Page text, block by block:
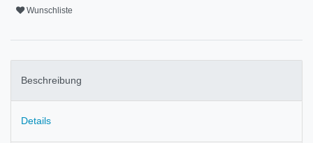
Wunschliste
Beschreibung
Details